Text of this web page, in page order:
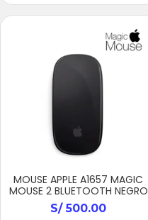
MOUSE APPLE A1657 MAGIC
MOUSE 2 BLUETOOTH NEGRO
S/500.00